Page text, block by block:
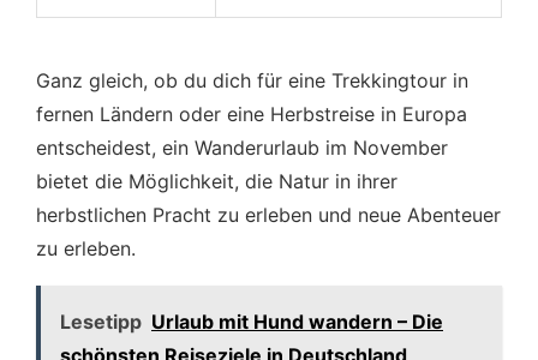
Ganz gleich, ob du dich für eine Trekkingtour in
fernen Ländern oder eine Herbstreise in Europa
entscheidest, ein Wanderurlaub im November
bietet die Möglichkeit, die Natur in ihrer
herbstlichen Pracht zu erleben und neue Abenteuer
zu erleben.
Lesetipp Urlaub mit Hund wandern – Die